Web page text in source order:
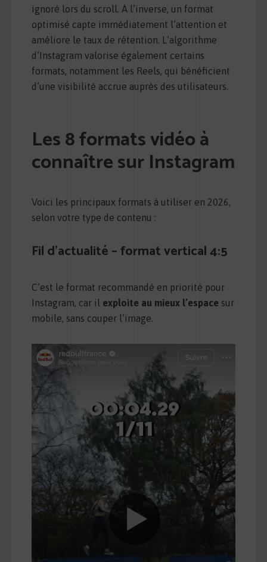
ignoré lors du scroll. À l’inverse, un format
optimisé capte immédiatement l’attention et
améliore le taux de rétention. L’algorithme
d’Instagram valorise également certains
formats, notamment les Reels, qui bénéficient
d’une visibilité accrue auprès des utilisateurs.
Les 8 formats vidéo à
connaître sur Instagram
Voici les principaux formats à utiliser en 2026,
selon votre type de contenu :
Fil d’actualité – format vertical 4:5
C’est le format recommandé en priorité pour
Instagram, car il exploite au mieux l’espace sur
mobile, sans couper l’image.